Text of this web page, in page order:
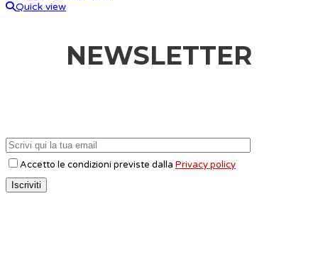
Quick view
NEWSLETTER
Accetto le condizioni previste dalla Privacy policy